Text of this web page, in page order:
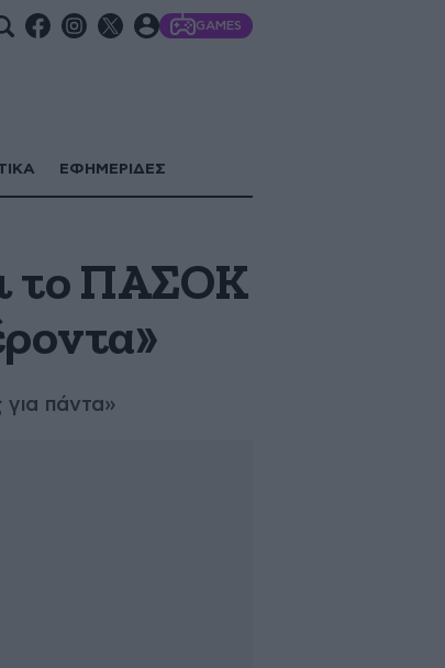
GAMES
ΕΦΗΜΕΡΙΔΕΣ
το ΠΑΣΟΚ
για πάντα»